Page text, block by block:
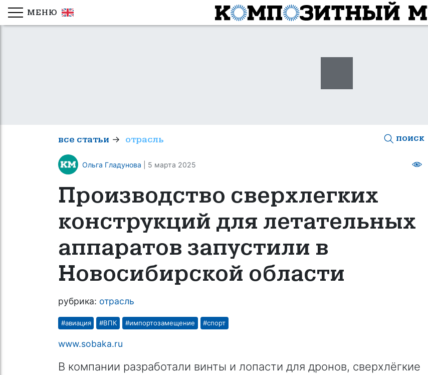
МЕНЮ
все статьи → отрасль поиск
Ольга Гладунова | 5 марта 2025
Производство сверхлегких
конструкций для летательных
аппаратов запустили в
Новосибирской области
рубрика: отрасль
#авиация #ВПК #импортозамещение #спорт
www.sobaka.ru
В компании разработали винты и лопасти для дронов, сверхлёгкие